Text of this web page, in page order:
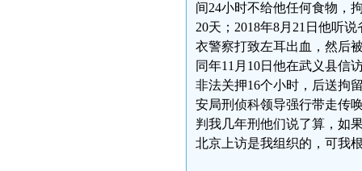
间24小时不给他任何食物，
20天；2018年8月21日他听
衣警察打致左耳出血，然后
同年11月10日他在武义县信
非法关押16个小时，后送拘
安局刑侦科领导强行带走传
判我几年刑他们说了算，如
北京上访是我组织的，可我